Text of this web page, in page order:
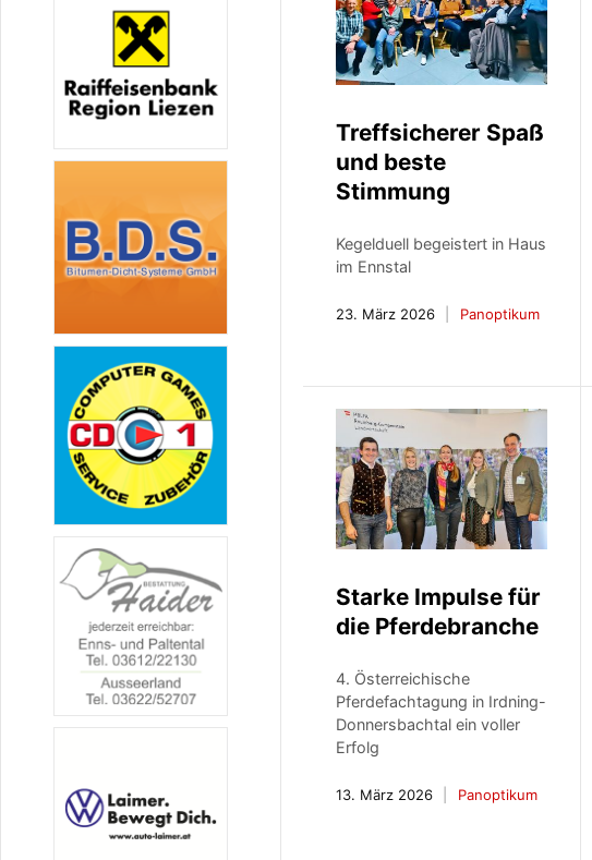
Treffsicherer Spaß
und beste
Stimmung
Kegelduell begeistert in Haus
im Ennstal
23. März 2026 Panoptikum
Starke Impulse für
die Pferdebranche
4. Österreichische
Pferdefachtagung in Irdning-
Donnersbachtal ein voller
Erfolg
13. März 2026 Panoptikum